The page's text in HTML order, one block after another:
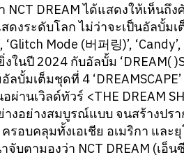
NCT DREAM ได้แสดงให้เห็น
ดงระดับโลก ไม่ว่าจะเป็นอัลบั้ม
Mode (버퍼링)’,
งในปี 2024 กับอัลบั้ม
บั้มเต็มชุดที่ 4
านเวิลด์ทัวร์ <THE DREAM
างอย่างสมบูรณ์แบบ จนสร้างป
รอบคลุมทั้งเอเชีย อเมริกา แล
จับตามองว่า NCT DREAM (เ